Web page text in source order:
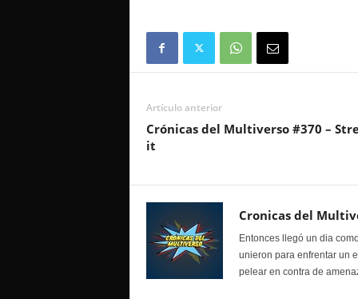
Artículo anterior
Crónicas del Multiverso #370 –
it
Cronicas del
Entonces llegó un dia
unieron para enfrentar un
pelear en contra de